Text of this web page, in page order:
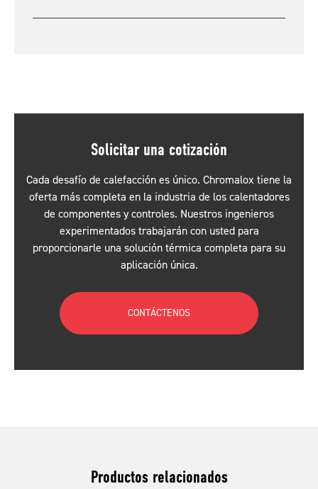
Solicitar una cotización
Cada desafío de calefacción es único. Chromalox tiene la
oferta más completa en la industria de los calentadores
de componentes y controles. Nuestros ingenieros
experimentados trabajarán con usted para
proporcionarle una solución térmica completa para su
aplicación única.
CONTÁCTENOS
Productos relacionados